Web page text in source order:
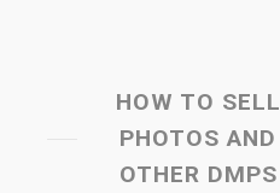
HOW TO SELL
PHOTOS AND
OTHER DMPS